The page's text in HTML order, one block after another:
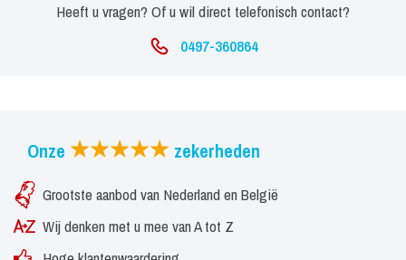
Heeft u vragen? Of u wil direct telefonisch contact?
0497-360864
Onze zekerheden
Grootste aanbod van Nederland en België
Wij denken met u mee van A tot Z